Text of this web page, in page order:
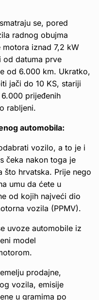
se, pored
radnog obujma
iznad 7,2 kW
od datuma prve
od 6.000 km. Ukratko,
jači do 10 KS, stariji
prijeđenih
rabljeni.
automobila:
vozilo, a to je i
čeka nakon toga je
što hrvatska. Prije nego
umu da ćete u
od kojih najveći dio
vozila (PPMV).
uvoze automobile iz
model
prodajne,
vozila, emisije
u gramima po